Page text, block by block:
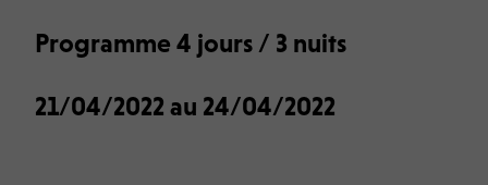
Programme 4 jours / 3 nuits
21/04/2022 au 24/04/2022